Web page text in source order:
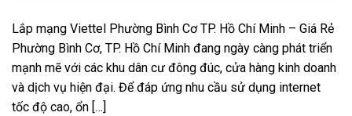
Lắp mạng Viettel Phường Bình Cơ TP. Hồ Chí Minh – Giá Rẻ
Phường Bình Cơ, TP. Hồ Chí Minh đang ngày càng phát triển
mạnh mẽ với các khu dân cư đông đúc, cửa hàng kinh doanh
và dịch vụ hiện đại. Để đáp ứng nhu cầu sử dụng internet
tốc độ cao, ổn […]